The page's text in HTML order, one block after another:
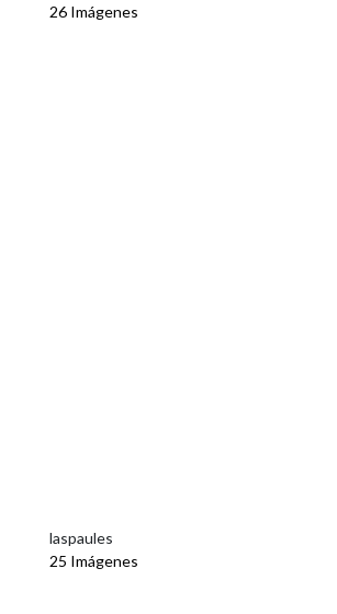
26 Imágenes
laspaules
25 Imágenes